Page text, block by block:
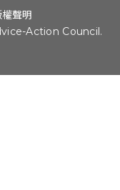
Action Council.
權聲明